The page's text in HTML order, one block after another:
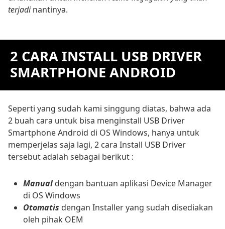
terjadinantinya.
2 CARA INSTALL USB DRIVER
SMARTPHONE ANDROID
Seperti yang sudah kami singgung diatas, bahwa ada
2 buah cara untuk bisa menginstall USB Driver
Smartphone Android di OS Windows, hanya untuk
memperjelas saja lagi, 2 cara Install USB Driver
tersebut adalah sebagai berikut :
Manual dengan bantuan aplikasi Device Manager
di OS Windows
Otomatis dengan Installer yang sudah disediakan
oleh pihak OEM